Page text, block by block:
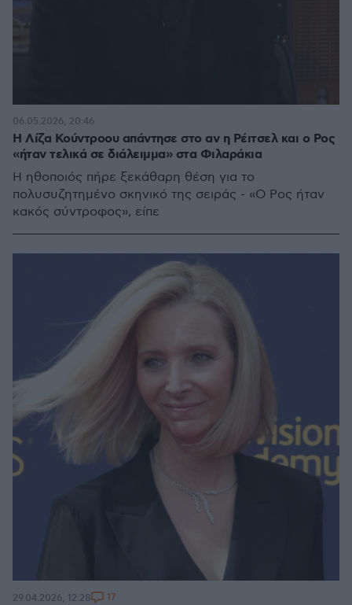
Η Λίζα Κούντροου απάντησε στο αν η Ρέιτσελ και ο Ρος
«ήταν τελικά σε διάλειμμα» στα Φιλαράκια
Η ηθοποιός πήρε ξεκάθαρη θέση για το
πολυσυζητημένο σκηνικό της σειράς - «Ο Ρος ήταν
κακός σύντροφος», είπε
06.05.2026, 20:46
29.04.2026, 12:28 17